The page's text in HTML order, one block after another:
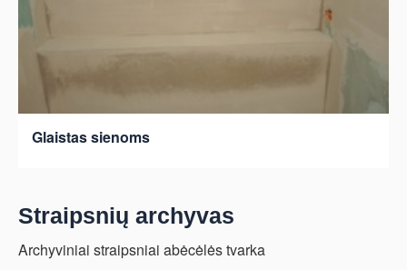
Glaistas sienoms
Straipsnių archyvas
Archyviniai straipsniai abėcėlės tvarka